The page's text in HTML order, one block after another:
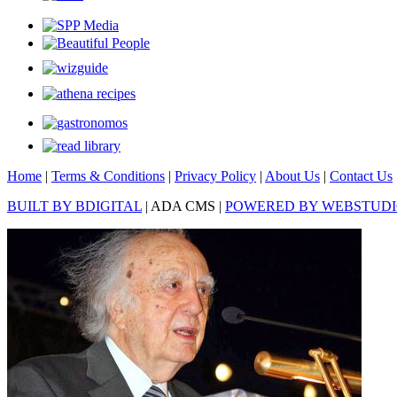
Home | Terms & Conditions | Privacy Policy | About Us | Contact Us
BUILT BY BDIGITAL | ADA CMS | POWERED BY